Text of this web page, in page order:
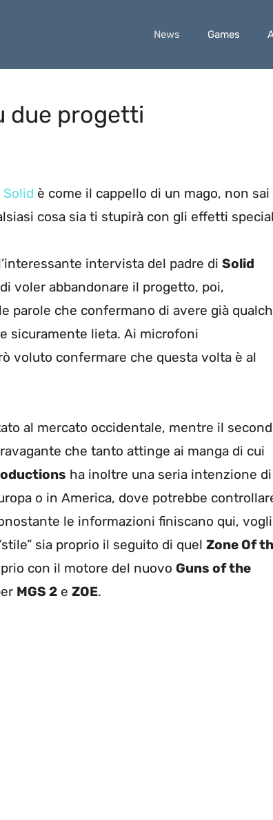
News Games
due progetti
Solid è come il cappello di un mago, non sai
cosa sia ti stupirà con gli effetti
intervista del padre di Solid
voler abbandonare il progetto, poi,
parole che confermano di avere già
sicuramente lieta. Ai microfoni
voluto confermare che questa volta è al
al mercato occidentale, mentre il
che tanto attinge ai manga di cui
ha inoltre una seria intenzione di
o in America, dove potrebbe
le informazioni finiscano qui,
sia proprio il seguito di quel Zone Of
con il motore del nuovo Guns of the
MGS 2 e ZOE.